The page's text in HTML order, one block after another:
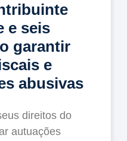
e seis
garantir
e
abusivas
direitos do
autuações